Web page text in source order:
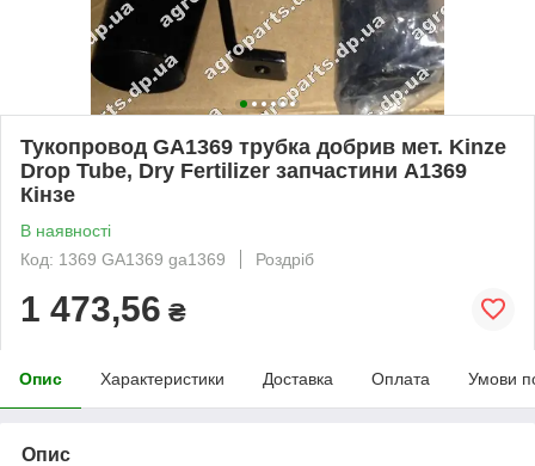
Тукопровод GA1369 трубка добрив мет. Kinze
Drop Tube, Dry Fertilizer запчастини А1369
Кінзе
В наявності
Код: 1369 GA1369 ga1369
Роздріб
1 473,56 ₴
Опис Характеристики Доставка Оплата Умови
Опис